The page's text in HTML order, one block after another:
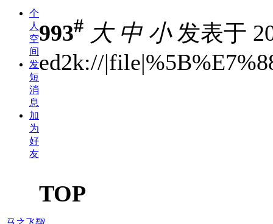
个
人
空
间
发
短
消
息
加
为
好
友
993# 大 中 小发表于
ed2k://
TOP